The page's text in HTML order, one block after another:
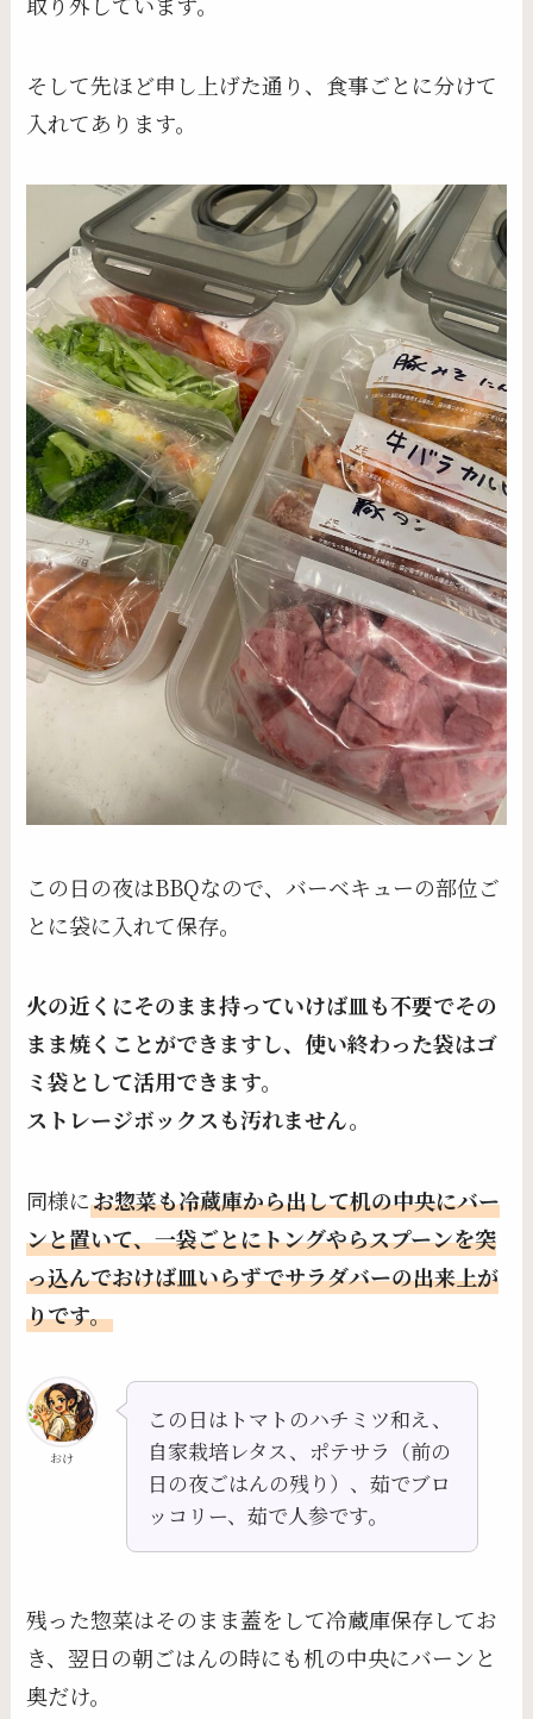
そして先ほど申し上げた通り、食事ごとに分けて
入れてあります。
この日の夜はBBQなので、バーベキューの部位ご
とに袋に入れて保存。
火の近くにそのまま持っていけば皿も不要でその
まま焼くことができますし、使い終わった袋はゴ
ミ袋として活用できます。
ストレージボックスも汚れません。
同様にお惣菜も冷蔵庫から出して机の中央にバー
ンと置いて、一袋ごとにトングやらスプーンを突
っ込んでおけば皿いらずでサラダバーの出来上が
りです。
おけ
この日はトマトのハチミツ和え、
自家栽培レタス、ポテサラ（前の
日の夜ごはんの残り）、茹でブロ
ッコリー、茹で人参です。
残った惣菜はそのまま蓋をして冷蔵庫保存してお
き、翌日の朝ごはんの時にも机の中央にバーンと
奥だけ。